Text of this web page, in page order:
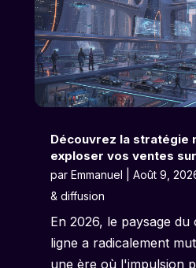
Découvrez la stratégie
exploser vos ventes
par Emmanuel Août 9,
& diffusion
En 2026, le paysage du
ligne a radicalement
une ère où l'impulsion